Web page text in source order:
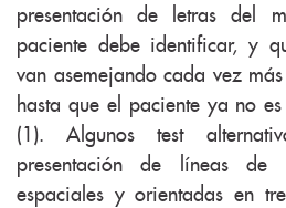
presentación de letras del
paciente debe identificar, y
van asemejando cada vez
hasta que el paciente ya no
(1). Algunos test
presentación de líneas de
espaciales y orientadas en